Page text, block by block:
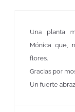
Una planta
Mónica que,
flores.
Gracias por
Un fuerte